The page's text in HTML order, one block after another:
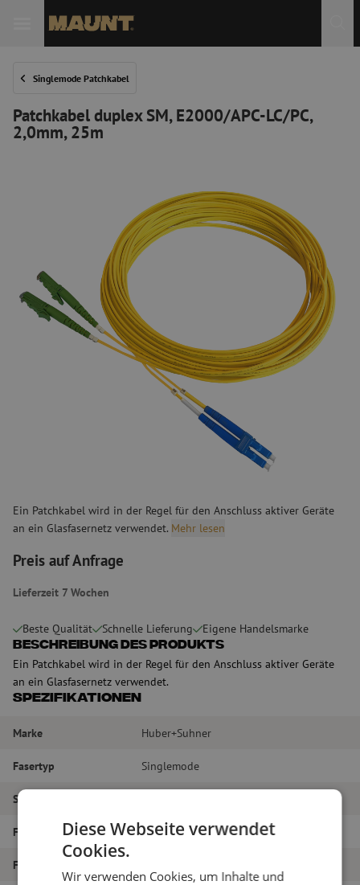
Singlemode Patchkabel
Patchkabel duplex SM, E2000/APC-LC/PC,
2,0mm, 25m
Ein Patchkabel wird in der Regel für den Anschluss aktiver Geräte
an ein Glasfasernetz verwendet. Mehr lesen
Preis auf Anfrage
Lieferzeit 7 Wochen
Beste Qualität Schnelle Lieferung Eigene Handelsmarke
Beschreibung des Produkts
Ein Patchkabel wird in der Regel für den Anschluss aktiver Geräte
an ein Glasfasernetz verwendet.
Spezifikationen
Marke Huber+Suhner
Fasertyp Singlemode
Steckertyp
Faser-Typ G.657A1
Faseranzahl
Diese Webseite verwendet
Cookies.
Wir verwenden Cookies, um Inhalte und